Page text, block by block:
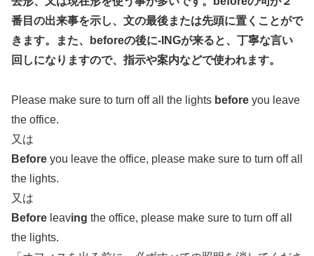
番目の出来事を示し、文の最後または先頭に置くことがで
きます。また、beforeの後に-INGが来ると、丁寧な言い
回しになりますので、指示や案内などで使われます。
Please make sure to turn off all the lights before you leave
the office.
又は
Before you leave the office, please make sure to turn off all
the lights.
又は
Before leaving the office, please make sure to turn off all
the lights.